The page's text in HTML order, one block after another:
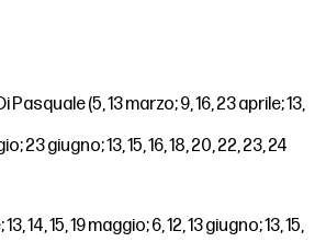
Pasquale (5, 13 marzo; 9, 16, 23 aprile; 13,
23 giugno; 13, 15, 16, 18, 20, 22, 23, 24
15, 19 maggio; 6, 12, 13 giugno; 13, 15,